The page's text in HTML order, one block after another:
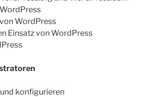
WordPress
Einsatz von WordPress
konfigurieren